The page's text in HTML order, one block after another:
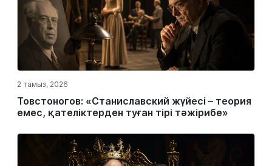
2 тамыз, 2026
Товстоногов: «Станиславский жүйесі – теория
емес, қателіктерден туған тірі тәжірибе»